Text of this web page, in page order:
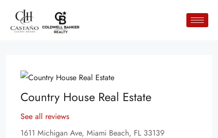
Country House Real Estate
See all reviews
1611 Michigan Ave, Miami Beach, FL 33139